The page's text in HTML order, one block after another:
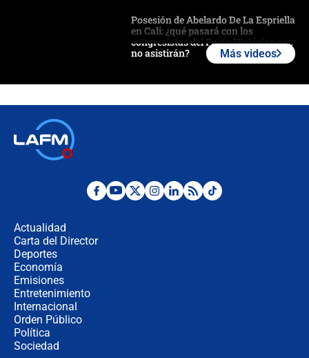
Posesión de Abelardo De La Espriella
en Cali: ¿qué pasará con los
congresistas del Pacto Histórico que
no asistirán?
crece el pulso por la elección del
¿Por qué De la Espriella gobernará
Más videos
Actualidad
Carta del Director
Deportes
Economía
Emisiones
Entretenimiento
Internacional
Orden Público
Política
Sociedad